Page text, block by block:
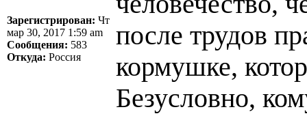
Зарегистрирован: Чт
мар 30, 2017 1:59 am
Сообщения: 583
Откуда: Россия
после трудов
кормушке,
Безусловно,